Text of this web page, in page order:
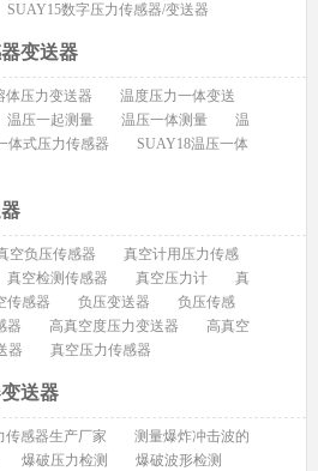
SUAY15数字压力传感器/变送器
变送器
体压力变送器
温度压力一体变送
温压一起测量 温压一体测量
温
体式压力传感器
SUAY18温压一体
空负压传感器
真空计用压力传感
真空检测传感器 真空压力计
真
传感器 负压变送器
负压传感
器 高真空度压力变送器
高真空
器 真空压力传感器
送器
传感器生产厂家
测量爆炸冲击波的
爆破压力检测
爆破波形检测